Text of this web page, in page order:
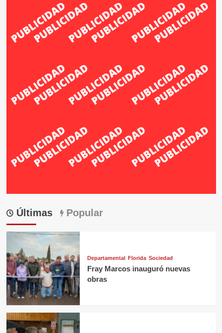
Últimas Popular
Departamental Florida Sociedad
Fray Marcos inauguró nuevas
obras